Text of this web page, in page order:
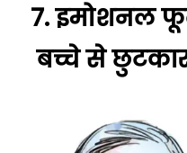
7.इमोशनल
बच्चे से